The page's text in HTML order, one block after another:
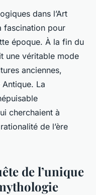
dans l’Art
fascination pour
époque. À la fin du
une véritable mode
anciennes,
Antique. La
cherchaient à
de l’ère
de l’unique